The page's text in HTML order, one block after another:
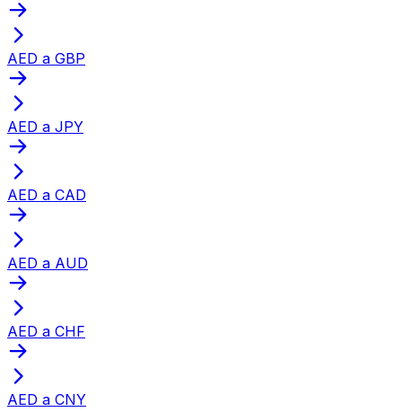
AED a GBP
AED a JPY
AED a CAD
AED a AUD
AED a CHF
AED a CNY